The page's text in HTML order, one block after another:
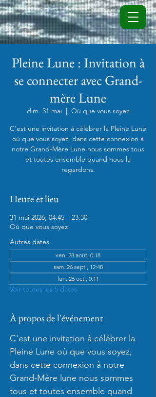
Pleine Lune : Invitation à
se connecter avec Grand-
mère Lune
dim. 31 mai
  |
Où que vous soyez
C'est une invitation à célébrer la Pleine Lune
où que vous soyez, dans cette connexion à
notre Grand-Mère Lune nous sommes tous
et toutes ensemble quand nous la
regardons.
Heure et lieu
31 mai 2026, 04:45 – 23:30
Où que vous soyez
Autres dates
ven. 28 août, 0:18
sam. 26 sept., 12:48
lun. 26 oct., 0:11
Voir toutes les 5 dates
À propos de l'événement
C'est une invitation à célébrer la
Pleine Lune où que vous soyez,
dans cette connexion à notre
Grand-Mère lune nous sommes
tous et toutes ensemble quand